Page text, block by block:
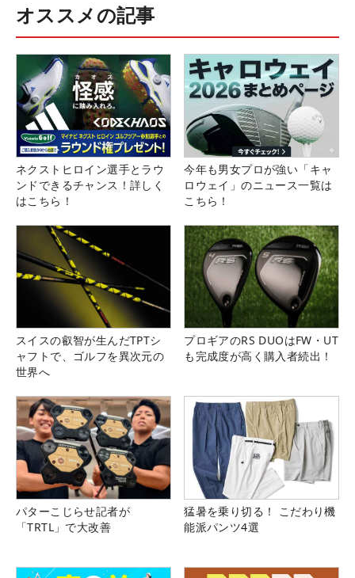
オススメの記事
ネクストヒロイン選手とラウ
ンドできるチャンス！詳しく
はこちら！
今年も男女プロが強い「キャ
ロウェイ」のニュース一覧は
こちら！
スイスの叡智が生んだTPTシ
ャフトで、ゴルフを異次元の
世界へ
プロギアのRS DUOはFW・UT
も完成度が高く購入者続出！
パターこじらせ記者が
「TRTL」で大改善
猛暑を乗り切る！ こだわり機
能派パンツ4選